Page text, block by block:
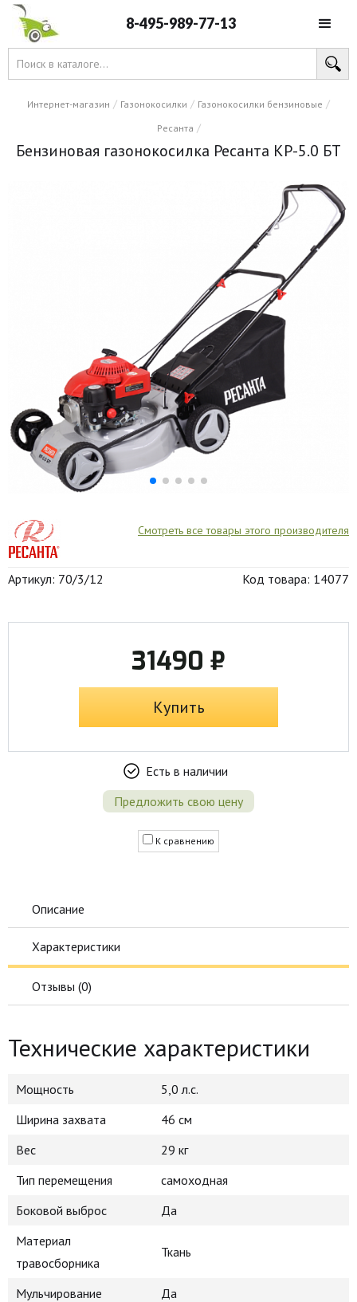
8-495-989-77-13
Интернет-магазин / Газонокосилки / Газонокосилки бензиновые /
Ресанта /
Бензиновая газонокосилка Ресанта КР-5.0 БТ
Смотреть все товары этого производителя
Артикул: 70/3/12 Код товара: 14077
31490 ₽
Купить
Есть в наличии
Предложить свою цену
К сравнению
Описание
Характеристики
Отзывы (0)
Технические характеристики
Мощность
5,0 л.с.
Ширина захвата
46 см
Вес
29 кг
Тип перемещения
самоходная
Боковой выброс
Да
Материал
травосборника
Ткань
Мульчирование
Да